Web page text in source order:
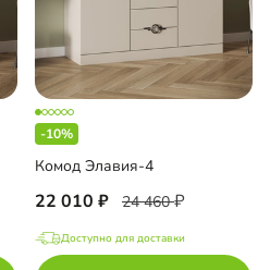
-10%
Комод Элавия-4
22 010 24 460
Доступно для доставки